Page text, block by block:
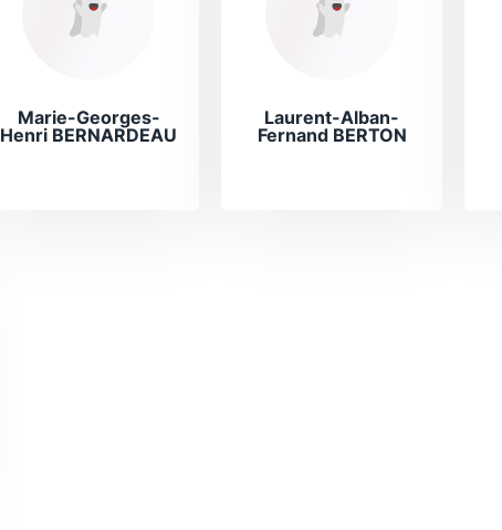
Marie-Georges-
Henri BERNARDEAU
Laurent-Alban-
Fernand BERTON